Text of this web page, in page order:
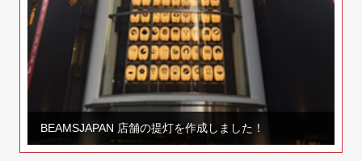
BEAMSJAPAN 店舗の提灯を作成しました！